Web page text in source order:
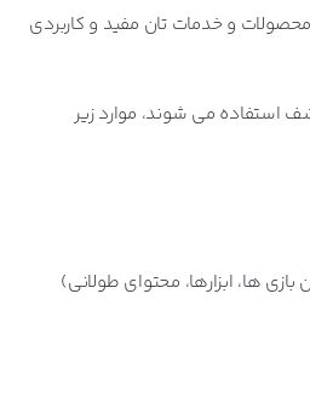
و خدمات تان مفید و کاربردی
استفاده می شوند، موارد زیر
ها، ابزارها، محتوای طولانی)